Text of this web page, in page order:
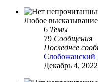
Любое
6 Темы
79 Сообщения
Последнее
Слобожанский
Декабрь 4,